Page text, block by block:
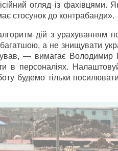
огляд із фахівцями.
стосунок до контрабанди».
дій з урахуванням
а не знищувати
— вимагає
в персоналіях.
будемо тільки